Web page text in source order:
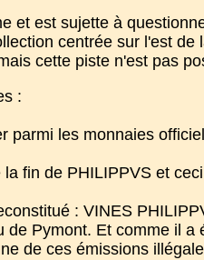
et est sujette à
centrée sur l'est
cette piste n'est pas
:
parmi les monnaies
fin de PHILIPPVS et
: VINES
Pymont. Et comme il
de ces émissions